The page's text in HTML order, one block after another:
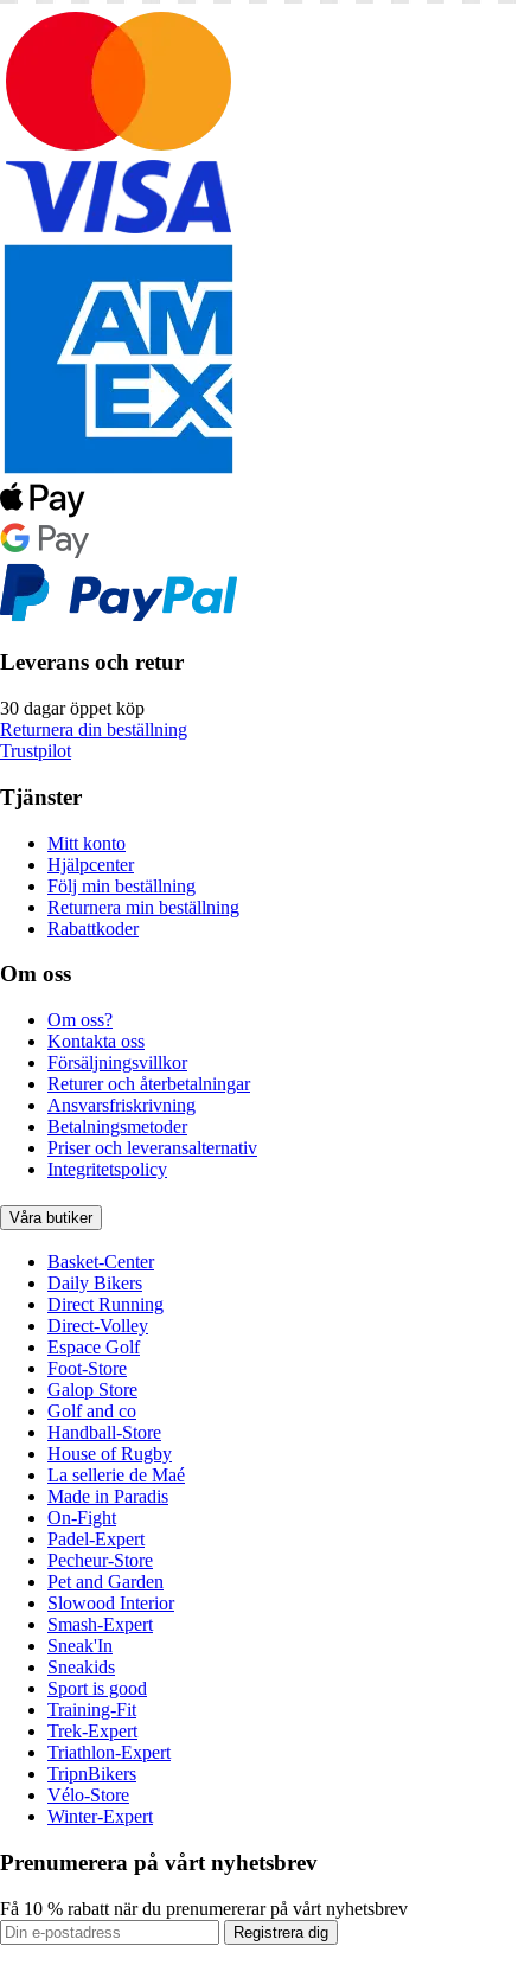
Leverans och retur
30 dagar öppet köp
Returnera din beställning
Trustpilot
Tjänster
Mitt konto
Hjälpcenter
Följ min beställning
Returnera min beställning
Rabattkoder
Om oss
Om oss?
Kontakta oss
Försäljningsvillkor
Returer och återbetalningar
Ansvarsfriskrivning
Betalningsmetoder
Priser och leveransalternativ
Integritetspolicy
Våra butiker
Basket-Center
Daily Bikers
Direct Running
Direct-Volley
Espace Golf
Foot-Store
Galop Store
Golf and co
Handball-Store
House of Rugby
La sellerie de Maé
Made in Paradis
On-Fight
Padel-Expert
Pecheur-Store
Pet and Garden
Slowood Interior
Smash-Expert
Sneak'In
Sneakids
Sport is good
Training-Fit
Trek-Expert
Triathlon-Expert
TripnBikers
Vélo-Store
Winter-Expert
Prenumerera på vårt nyhetsbrev
Få 10 % rabatt när du prenumererar på vårt nyhetsbrev
Registrera dig